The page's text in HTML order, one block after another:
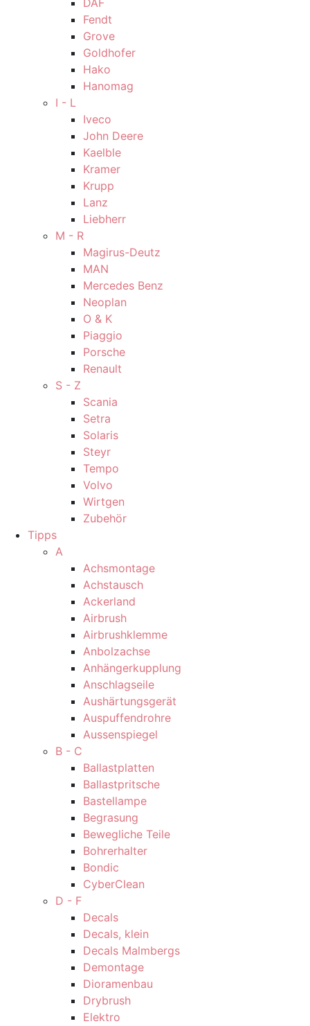
DAF
Fendt
Grove
Goldhofer
Hako
Hanomag
I - L
Iveco
John Deere
Kaelble
Kramer
Krupp
Lanz
Liebherr
M - R
Magirus-Deutz
MAN
Mercedes Benz
Neoplan
O & K
Piaggio
Porsche
Renault
S - Z
Scania
Setra
Solaris
Steyr
Tempo
Volvo
Wirtgen
Zubehör
Tipps
A
Achsmontage
Achstausch
Ackerland
Airbrush
Airbrushklemme
Anbolzachse
Anhängerkupplung
Anschlagseile
Aushärtungsgerät
Auspuffendrohre
Aussenspiegel
B - C
Ballastplatten
Ballastpritsche
Bastellampe
Begrasung
Bewegliche Teile
Bohrerhalter
Bondic
CyberClean
D - F
Decals
Decals, klein
Decals Malmbergs
Demontage
Dioramenbau
Drybrush
Elektro